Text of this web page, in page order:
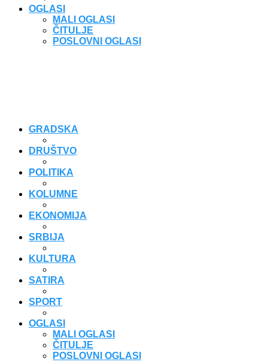
OGLASI
MALI OGLASI
ČITULJE
POSLOVNI OGLASI
GRADSKA
DRUŠTVO
POLITIKA
KOLUMNE
EKONOMIJA
SRBIJA
KULTURA
SATIRA
SPORT
OGLASI
MALI OGLASI
ČITULJE
POSLOVNI OGLASI